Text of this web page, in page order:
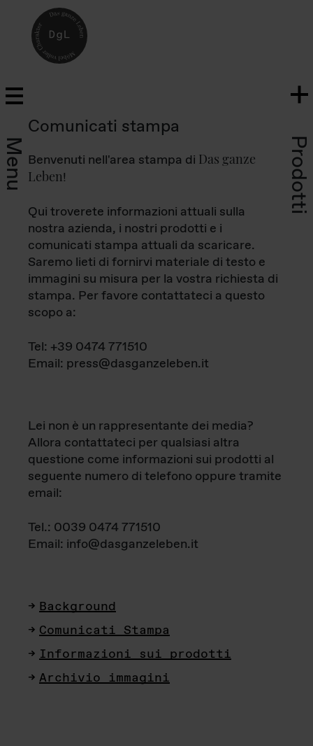
Menu Prodotti
Comunicati stampa
Benvenuti nell'area stampa di Das ganze
Leben!
Qui troverete informazioni attuali sulla
nostra azienda, i nostri prodotti e i
comunicati stampa attuali da scaricare.
Saremo lieti di fornirvi materiale di testo e
immagini su misura per la vostra richiesta di
stampa. Per favore contattateci a questo
scopo a:
Tel: +39 0474 771510
Email: press@dasganzeleben.it
Lei non è un rappresentante dei media?
Allora contattateci per qualsiasi altra
questione come informazioni sui prodotti al
seguente numero di telefono oppure tramite
email:
Tel.: 0039 0474 771510
Email: info@dasganzeleben.it
Background
Comunicati Stampa
Informazioni sui prodotti
Archivio immagini